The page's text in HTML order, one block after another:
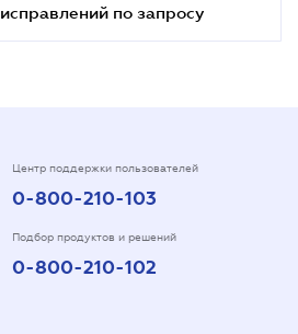
исправлений по запросу
Центр поддержки пользователей
0-800-210-103
Подбор продуктов и решений
0-800-210-102